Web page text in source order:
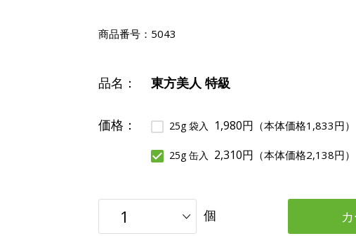
商品番号： 5043
品名： 東方美人 特級
価格： 25g 袋入 1,980円 （本体価格1,833円）
25g 缶入 2,310円 （本体価格2,138円）
個